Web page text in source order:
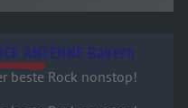
ANTENNE Bayern
beste Rock nonstop!